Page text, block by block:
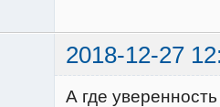
2018-12-27
А где